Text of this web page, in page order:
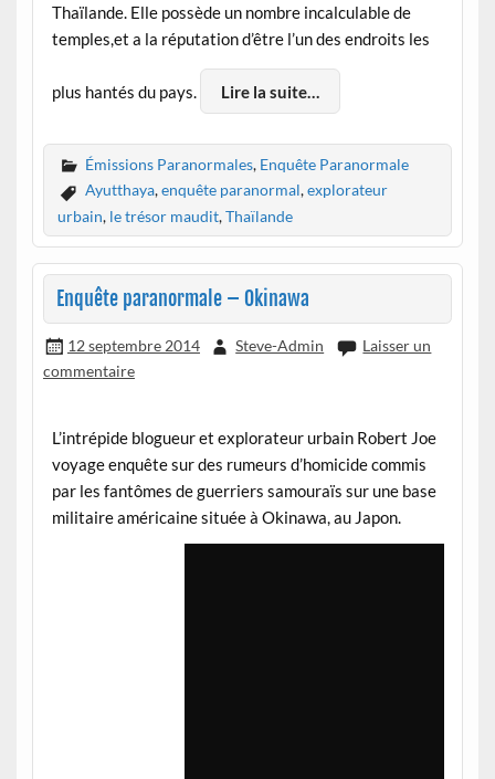
Thaïlande. Elle possède un nombre incalculable de
temples,et a la réputation d’être l’un des endroits les
plus hantés du pays. Lire la suite…
Émissions Paranormales, Enquête Paranormale
Ayutthaya,enquête paranormal,explorateur
urbain, le trésor maudit,Thaïlande
Enquête paranormale – Okinawa
12 septembre 2014 Steve-Admin
Laisser un
commentaire
L’intrépide blogueur et explorateur urbain Robert Joe
voyage enquête sur des rumeurs d’homicide commis
par les fantômes de guerriers samouraïs sur une base
militaire américaine située à Okinawa, au Japon.